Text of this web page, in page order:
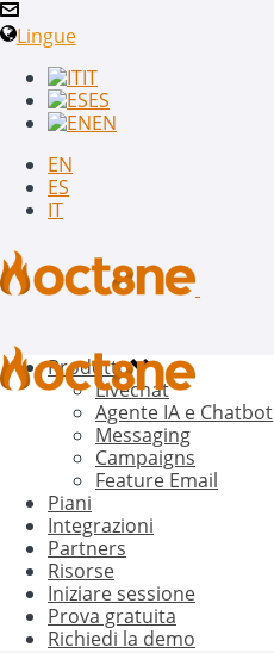
Lingue
IT
ES
EN
EN
ES
IT
Prodotto
Livechat
Agente IA e Chatbot
Messaging
Campaigns
Feature Email
Piani
Integrazioni
Partners
Risorse
Iniziare sessione
Prova gratuita
Richiedi la demo